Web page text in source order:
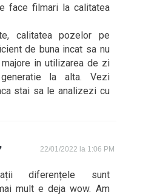
face filmari la calitatea
calitatea pozelor pe
de buna incat sa nu
in utilizarea de zi
la alta. Vezi
stai sa le analizezi cu
22/01/2022 la 1:06 PM
diferențele sunt
mult e deja wow. Am